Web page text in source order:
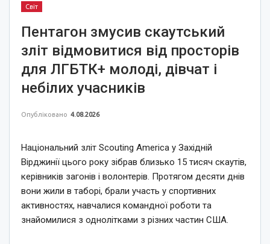
Світ
Пентагон змусив скаутський
зліт відмовитися від просторів
для ЛГБТК+ молоді, дівчат і
небілих учасників
Опубліковано 4.08.2026
Національний зліт Scouting America у Західній
Вірджинії цього року зібрав близько 15 тисяч скаутів,
керівників загонів і волонтерів. Протягом десяти днів
вони жили в таборі, брали участь у спортивних
активностях, навчалися командної роботи та
знайомилися з однолітками з різних частин США.